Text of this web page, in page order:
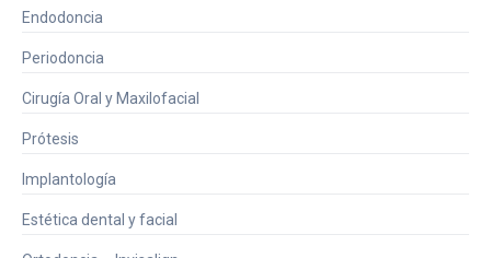
Endodoncia
Periodoncia
Cirugía Oral y Maxilofacial
Prótesis
Implantología
Estética dental y facial